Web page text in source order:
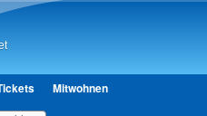
Mitwohnen